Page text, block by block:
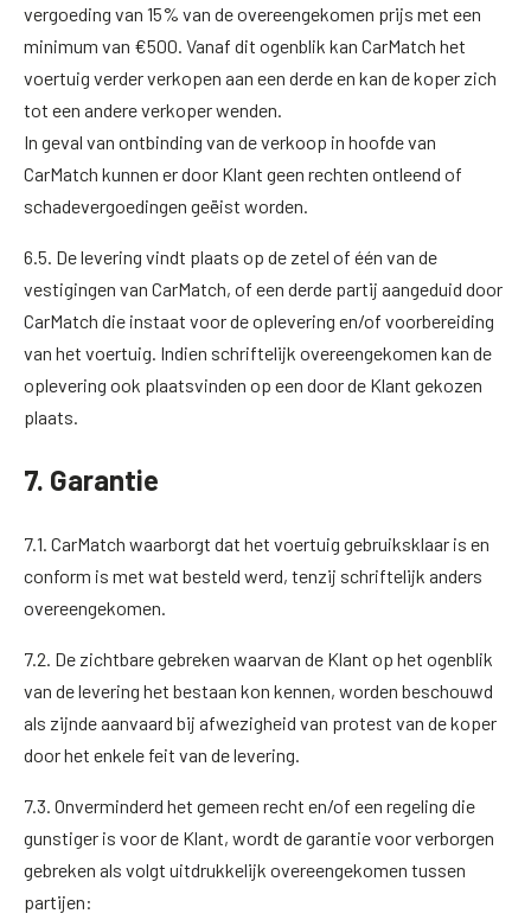
vergoeding van 15% van de overeengekomen prijs met een
minimum van €500. Vanaf dit ogenblik kan CarMatch het
voertuig verder verkopen aan een derde en kan de koper zich
tot een andere verkoper wenden.
In geval van ontbinding van de verkoop in hoofde van
CarMatch kunnen er door Klant geen rechten ontleend of
schadevergoedingen geëist worden.
6.5. De levering vindt plaats op de zetel of één van de
vestigingen van CarMatch, of een derde partij aangeduid door
CarMatch die instaat voor de oplevering en/of voorbereiding
van het voertuig. Indien schriftelijk overeengekomen kan de
oplevering ook plaatsvinden op een door de Klant gekozen
plaats.
7. Garantie
7.1. CarMatch waarborgt dat het voertuig gebruiksklaar is en
conform is met wat besteld werd, tenzij schriftelijk anders
overeengekomen.
7.2. De zichtbare gebreken waarvan de Klant op het ogenblik
van de levering het bestaan kon kennen, worden beschouwd
als zijnde aanvaard bij afwezigheid van protest van de koper
door het enkele feit van de levering.
7.3. Onverminderd het gemeen recht en/of een regeling die
gunstiger is voor de Klant, wordt de garantie voor verborgen
gebreken als volgt uitdrukkelijk overeengekomen tussen
partijen: